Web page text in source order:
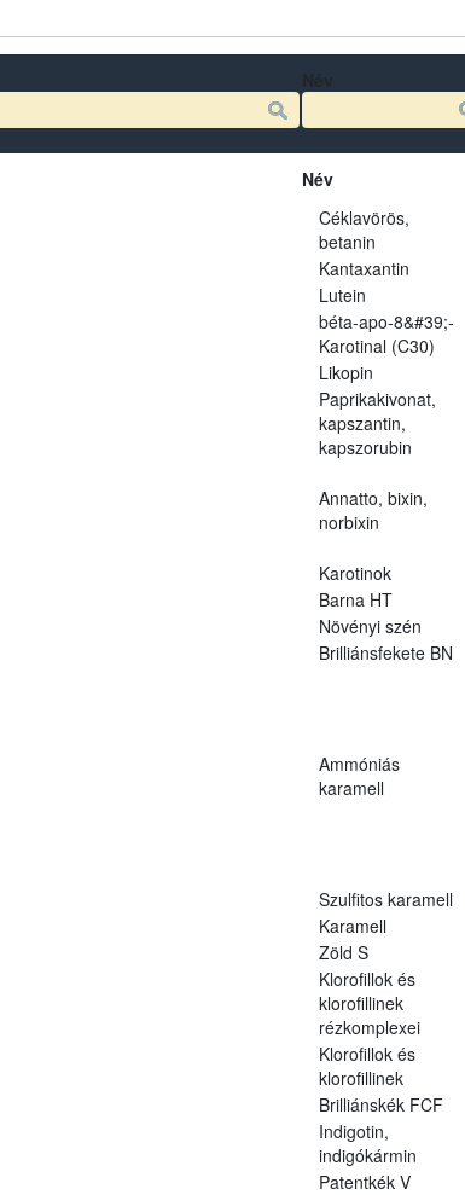
Név
Céklavörös,
betanin
Kantaxantin
Lutein
béta-apo-8&#39;-
Karotinal (C30)
Likopin
Paprikakivonat,
kapszantin,
kapszorubin
Annatto, bixin,
norbixin
Karotinok
Barna HT
Növényi szén
Brilliánsfekete BN
Ammóniás
karamell
Szulfitos karamell
Karamell
Zöld S
Klorofillok és
klorofillinek
rézkomplexei
Klorofillok és
klorofillinek
Brilliánskék FCF
Indigotin,
indigókármin
Patentkék V